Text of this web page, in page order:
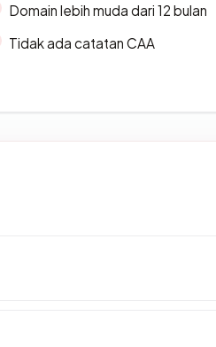
Domain lebih muda dari 12 bulan
Tidak ada catatan CAA